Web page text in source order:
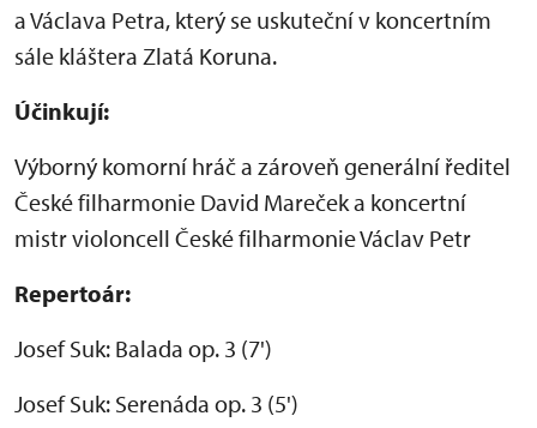
a Václava Petra, který se uskuteční v koncertním
sále kláštera Zlatá Koruna.
Účinkují:
Výborný komorní hráč a zároveň generální ředitel
České filharmonie David Mareček a koncertní
mistr violoncell České filharmonie Václav Petr
Repertoár:
Josef Suk: Balada op. 3 (7')
Josef Suk: Serenáda op. 3 (5')